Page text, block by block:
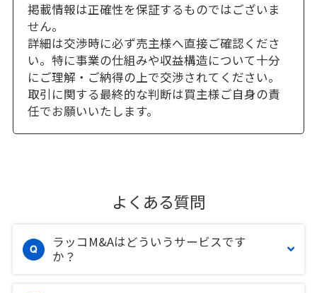
掲載情報は正確性を保証するものではございま
せん。
詳細は交渉時に必ず売主様へ直接ご確認くださ
い。特に事業の仕組みや収益構造について十分
にご理解・ご納得の上で交渉されてください。
取引に関する最終的な判断は買主様ご自身の責
任でお願いいたします。
よくある質問
ラッコM&Aはどういうサービスです
か？